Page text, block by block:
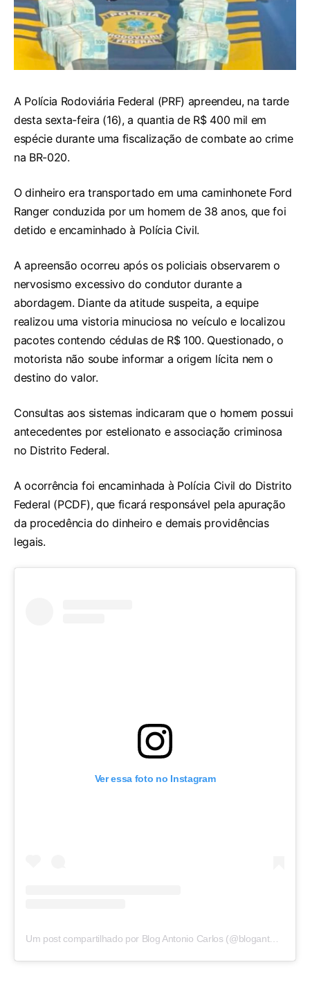
A Polícia Rodoviária Federal (PRF) apreendeu, na tarde
desta sexta-feira (16), a quantia de R$ 400 mil em
espécie durante uma fiscalização de combate ao crime
na BR-020.
O dinheiro era transportado em uma caminhonete Ford
Ranger conduzida por um homem de 38 anos, que foi
detido e encaminhado à Polícia Civil.
A apreensão ocorreu após os policiais observarem o
nervosismo excessivo do condutor durante a
abordagem. Diante da atitude suspeita, a equipe
realizou uma vistoria minuciosa no veículo e localizou
pacotes contendo cédulas de R$ 100. Questionado, o
motorista não soube informar a origem lícita nem o
destino do valor.
Consultas aos sistemas indicaram que o homem possui
antecedentes por estelionato e associação criminosa
no Distrito Federal.
A ocorrência foi encaminhada à Polícia Civil do Distrito
Federal (PCDF), que ficará responsável pela apuração
da procedência do dinheiro e demais providências
legais.
Ver essa foto no Instagram
Um post compartilhado por Blog Antonio Carlos (@blogantoniocarlos)